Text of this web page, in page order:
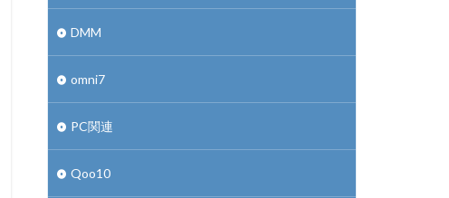
DMM
omni7
PC関連
Qoo10